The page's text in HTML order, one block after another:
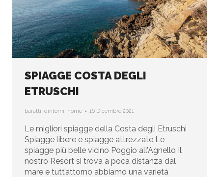
SPIAGGE COSTA DEGLI
ETRUSCHI
baratti, dintorni, home 16 Dicembre 2021
Le migliori spiagge della Costa degli Etruschi
Spiagge libere e spiagge attrezzate Le
spiagge più belle vicino Poggio all’Agnello Il
nostro Resort si trova a poca distanza dal
mare e tutt’attorno abbiamo una varietà